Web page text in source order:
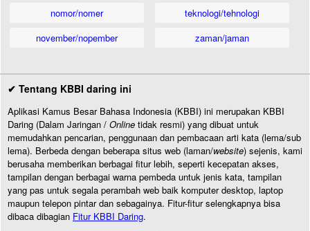
nomor/nomer
november/nopember
teknologi/tehnologi
zaman/jaman
✔ Tentang KBBI daring ini
Aplikasi Kamus Besar Bahasa Indonesia (KBBI) ini merupakan KBBI
Daring (Dalam Jaringan / Online tidak resmi) yang dibuat untuk
memudahkan pencarian, penggunaan dan pembacaan arti kata (lema/sub
lema). Berbeda dengan beberapa situs web (laman/website) sejenis, kami
berusaha memberikan berbagai fitur lebih, seperti kecepatan akses,
tampilan dengan berbagai warna pembeda untuk jenis kata, tampilan
yang pas untuk segala perambah web baik komputer desktop, laptop
maupun telepon pintar dan sebagainya. Fitur-fitur selengkapnya bisa
dibaca dibagian Fitur KBBI Daring.